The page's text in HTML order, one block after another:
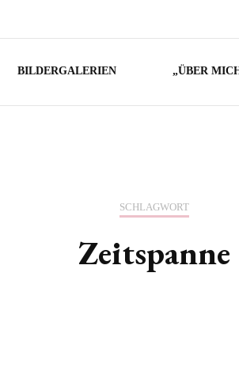
BILDERGALERIEN „ÜBER
SCHLAGWORT
Zeitspanne